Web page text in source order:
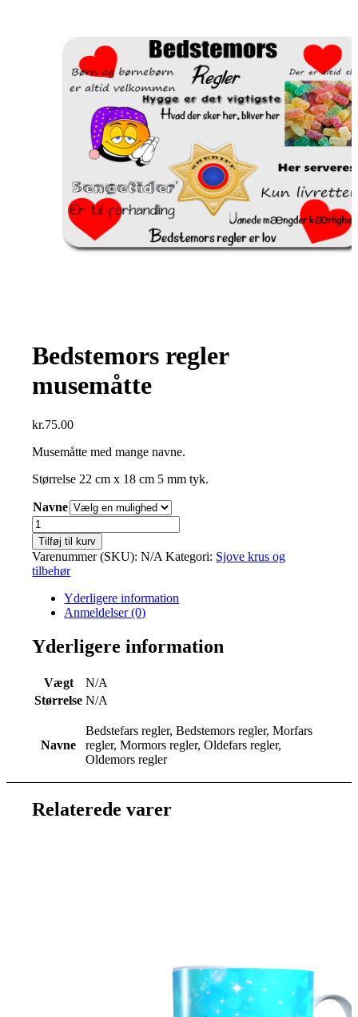
Bedstemors regler
musemåtte
kr.75.00
Musemåtte med mange navne.
Størrelse 22 cm x 18 cm 5 mm tyk.
Navne
Bedstemors
regler
musemåtte
antal
Tilføj til kurv
Varenummer (SKU):N/A Kategori: Sjove krus og
tilbehør
Yderligere information
Anmeldelser (0)
Yderligere information
Vægt
N/A
Størrelse N/A
Navne
Bedstefars regler, Bedstemors regler, Morfars
regler, Mormors regler, Oldefars regler,
Oldemors regler
Relaterede varer